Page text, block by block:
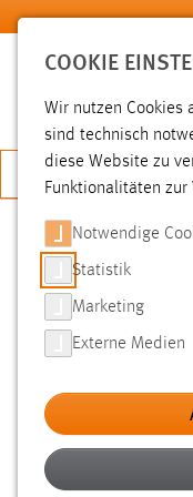
Zum Hauptinhalt springen
Hochschule Aktuelles
07.12.2015
Physik,
einer
COOKIE
Wir nutzen Cookies
sind technisch
diese Website zu
Funktionalitäten
Notwendige
Statistik
Marketing
Externe Medien